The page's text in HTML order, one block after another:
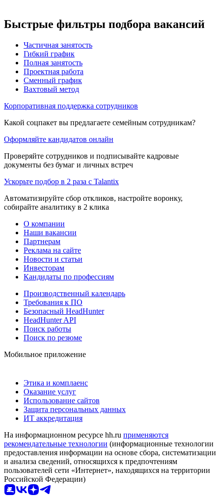
Быстрые фильтры подбора вакансий
Частичная занятость
Гибкий график
Полная занятость
Проектная работа
Сменный график
Вахтовый метод
Корпоративная поддержка сотрудников
Какой соцпакет вы предлагаете семейным сотрудникам?
Оформляйте кандидатов онлайн
Проверяйте сотрудников и подписывайте кадровые
документы без бумаг и личных встреч
Ускорьте подбор в 2 раза с Talantix
Автоматизируйте сбор откликов, настройте воронку,
собирайте аналитику в 2 клика
О компании
Наши вакансии
Партнерам
Реклама на сайте
Новости и статьи
Инвесторам
Кандидаты по профессиям
Производственный календарь
Требования к ПО
Безопасный HeadHunter
HeadHunter API
Поиск работы
Поиск по резюме
Мобильное приложение
Этика и комплаенс
Оказание услуг
Использование сайтов
Защита персональных данных
ИТ аккредитация
На информационном ресурсе hh.ru применяются
рекомендательные технологии (информационные технологии
предоставления информации на основе сбора, систематизации
и анализа сведений, относящихся к предпочтениям
пользователей сети «Интернет», находящихся на территории
Российской Федерации)